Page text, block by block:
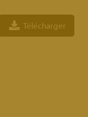
Télécharger